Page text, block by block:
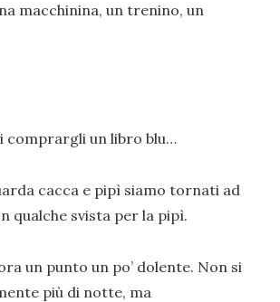
macchinina, un trenino, un
comprargli un libro blu…
cacca e pipì siamo tornati ad
qualche svista per la pipì.
un punto un po’ dolente. Non si
più di notte, ma